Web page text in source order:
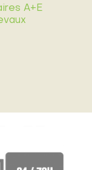
A+E